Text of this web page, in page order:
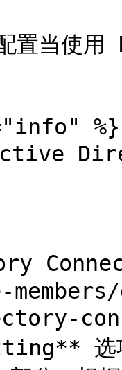
配置当
%}
选